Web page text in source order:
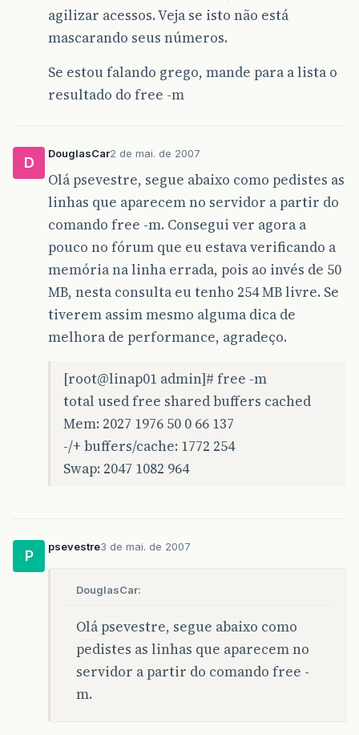
agilizar acessos. Veja se isto não está
mascarando seus números.
Se estou falando grego, mande para a lista o
resultado do free -m
D
DouglasCar2 de mai. de 2007
Olá psevestre, segue abaixo como pedistes as
linhas que aparecem no servidor a partir do
comando free -m. Consegui ver agora a
pouco no fórum que eu estava verificando a
memória na linha errada, pois ao invés de 50
MB, nesta consulta eu tenho 254 MB livre. Se
tiverem assim mesmo alguma dica de
melhora de performance, agradeço.
[root@linap01 admin]# free -m
total used free shared buffers cached
Mem: 2027 1976 50 0 66 137
-/+ buffers/cache: 1772 254
Swap: 2047 1082 964
P
psevestre3 de mai. de 2007
DouglasCar:
Olá psevestre, segue abaixo como
pedistes as linhas que aparecem no
servidor a partir do comando free -
m.